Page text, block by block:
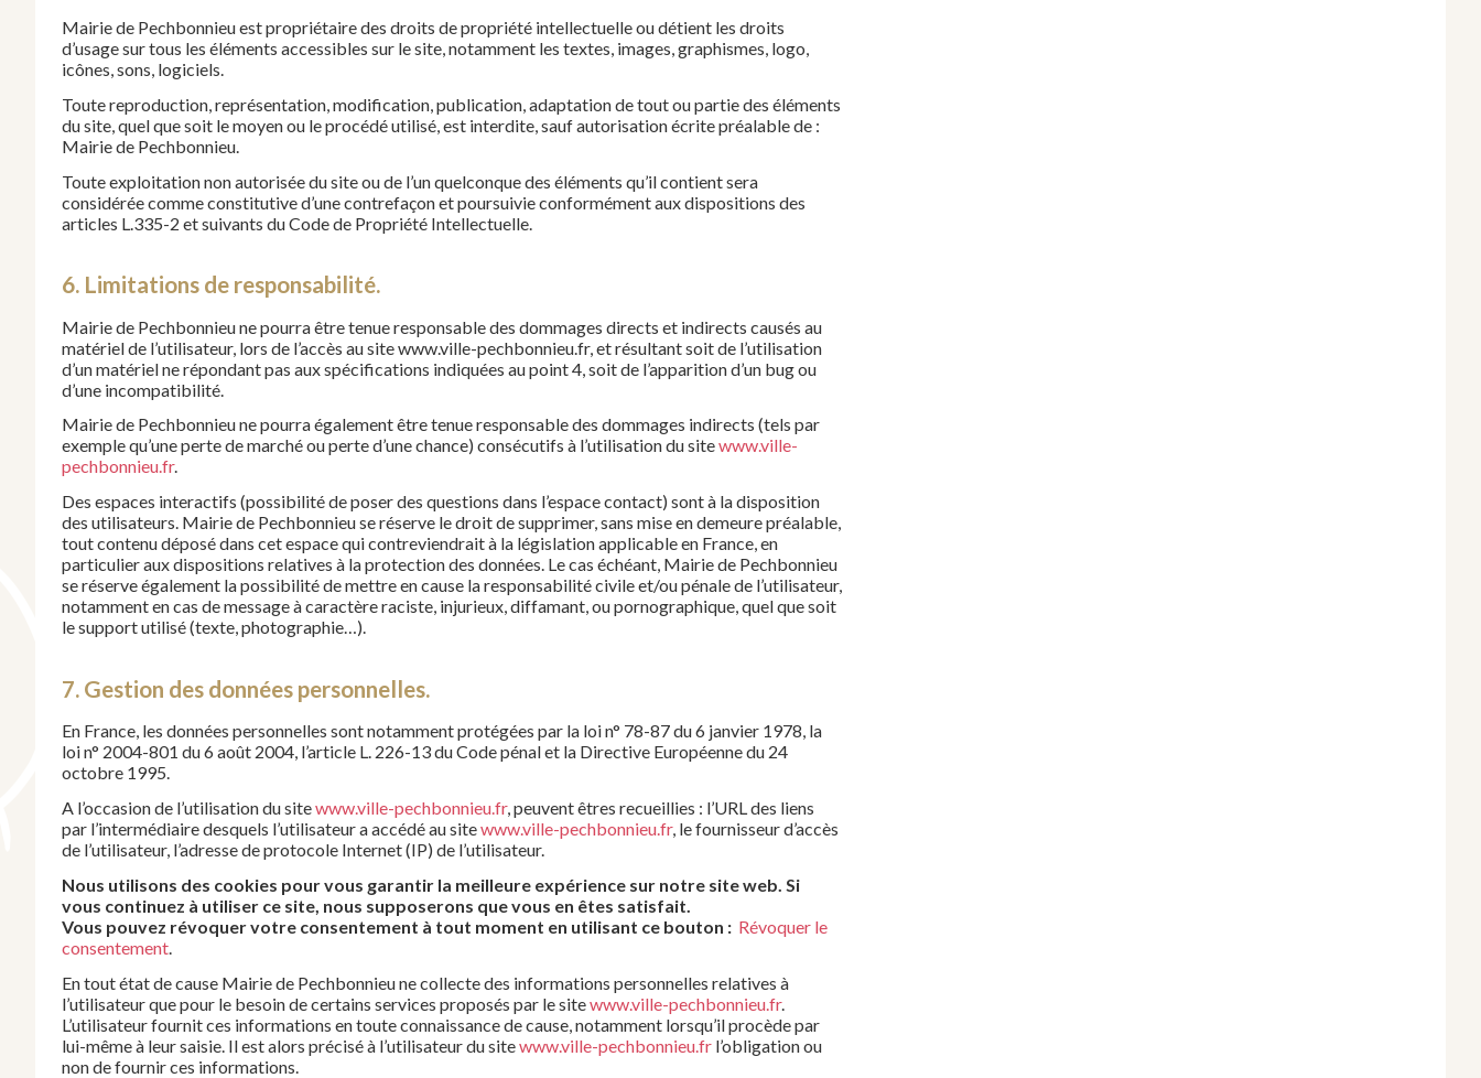
Mairie de Pechbonnieu est propriétaire des droits de propriété intellectuelle ou détient les droits
d’usage sur tous les éléments accessibles sur le site, notamment les textes, images, graphismes, logo,
icônes, sons, logiciels.
Toute reproduction, représentation, modification, publication, adaptation de tout ou partie des éléments
du site, quel que soit le moyen ou le procédé utilisé, est interdite, sauf autorisation écrite préalable de :
Mairie de Pechbonnieu.
Toute exploitation non autorisée du site ou de l’un quelconque des éléments qu’il contient sera
considérée comme constitutive d’une contrefaçon et poursuivie conformément aux dispositions des
articles L.335-2 et suivants du Code de Propriété Intellectuelle.
6. Limitations de responsabilité.
Mairie de Pechbonnieu ne pourra être tenue responsable des dommages directs et indirects causés au
matériel de l’utilisateur, lors de l’accès au site www.ville-pechbonnieu.fr, et résultant soit de l’utilisation
d’un matériel ne répondant pas aux spécifications indiquées au point 4, soit de l’apparition d’un bug ou
d’une incompatibilité.
Mairie de Pechbonnieu ne pourra également être tenue responsable des dommages indirects (tels par
exemple qu’une perte de marché ou perte d’une chance) consécutifs à l’utilisation du sitewww.ville-
pechbonnieu.fr.
Des espaces interactifs (possibilité de poser des questions dans l’espace contact) sont à la disposition
des utilisateurs. Mairie de Pechbonnieu se réserve le droit de supprimer, sans mise en demeure préalable,
tout contenu déposé dans cet espace qui contreviendrait à la législation applicable en France, en
particulier aux dispositions relatives à la protection des données. Le cas échéant, Mairie de Pechbonnieu
se réserve également la possibilité de mettre en cause la responsabilité civile et/ou pénale de l’utilisateur,
notamment en cas de message à caractère raciste, injurieux, diffamant, ou pornographique, quel que soit
le support utilisé (texte, photographie…).
7. Gestion des données personnelles.
En France, les données personnelles sont notamment protégées par la loi n° 78-87 du 6 janvier 1978, la
loi n° 2004-801 du 6 août 2004, l’article L. 226-13 du Code pénal et la Directive Européenne du 24
octobre 1995.
A l’occasion de l’utilisation du sitewww.ville-pechbonnieu.fr, peuvent êtres recueillies : l’URL des liens
par l’intermédiaire desquels l’utilisateur a accédé au sitewww.ville-pechbonnieu.fr, le fournisseur d’accès
de l’utilisateur, l’adresse de protocole Internet (IP) de l’utilisateur.
Nous utilisons des cookies pour vous garantir la meilleure expérience sur notre site web. Si
vous continuez à utiliser ce site, nous supposerons que vous en êtes satisfait.
Vous pouvez révoquer votre consentement à tout moment en utilisant ce bouton : Révoquer le
consentement
En tout état de cause Mairie de Pechbonnieu ne collecte des informations personnelles relatives à
l’utilisateur que pour le besoin de certains services proposés par le sitewww.ville-pechbonnieu.fr.
L’utilisateur fournit ces informations en toute connaissance de cause, notamment lorsqu’il procède par
lui-même à leur saisie. Il est alors précisé à l’utilisateur du sitewww.ville-pechbonnieu.fr l’obligation ou
non de fournir ces informations.